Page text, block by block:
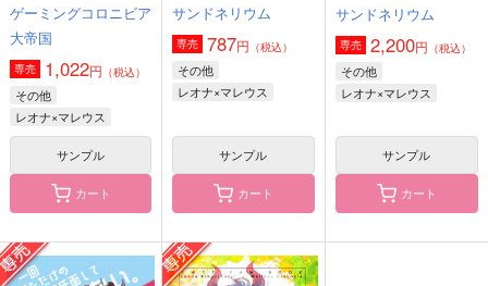
What Remains
（税込）
レオナ・キングスカラー
サンプル
歯のはなし
雪がとけると
（税込）
コラソン×ロー
サンプル
lullaby
1,572円（税込）
ゲーミングコロニビア
大帝国
専売 1,022円 （税込）
その他
レオナ×マレウス
サンプル
カート
サンドネリウム
専売 787円 （税込）
その他
レオナ×マレウス
サンプル
カート
サンドネリウム
専売 2,200円 （税込）
その他
レオナ×マレウス
サンプル
カート